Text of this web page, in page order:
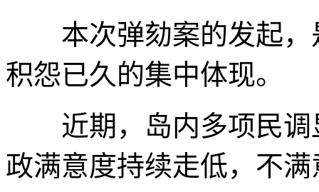
本次弹劾案的发起，
积怨已久的集中体现。
近期，岛内多项民调
政满意度持续走低，不